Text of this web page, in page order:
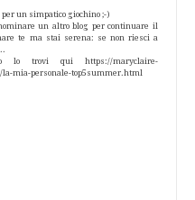
un simpatico giochino ;-)
un altro blog per continuare il
te ma stai serena: se non riesci a
trovi qui https://maryclaire-
la-mia-personale-top5summer.html